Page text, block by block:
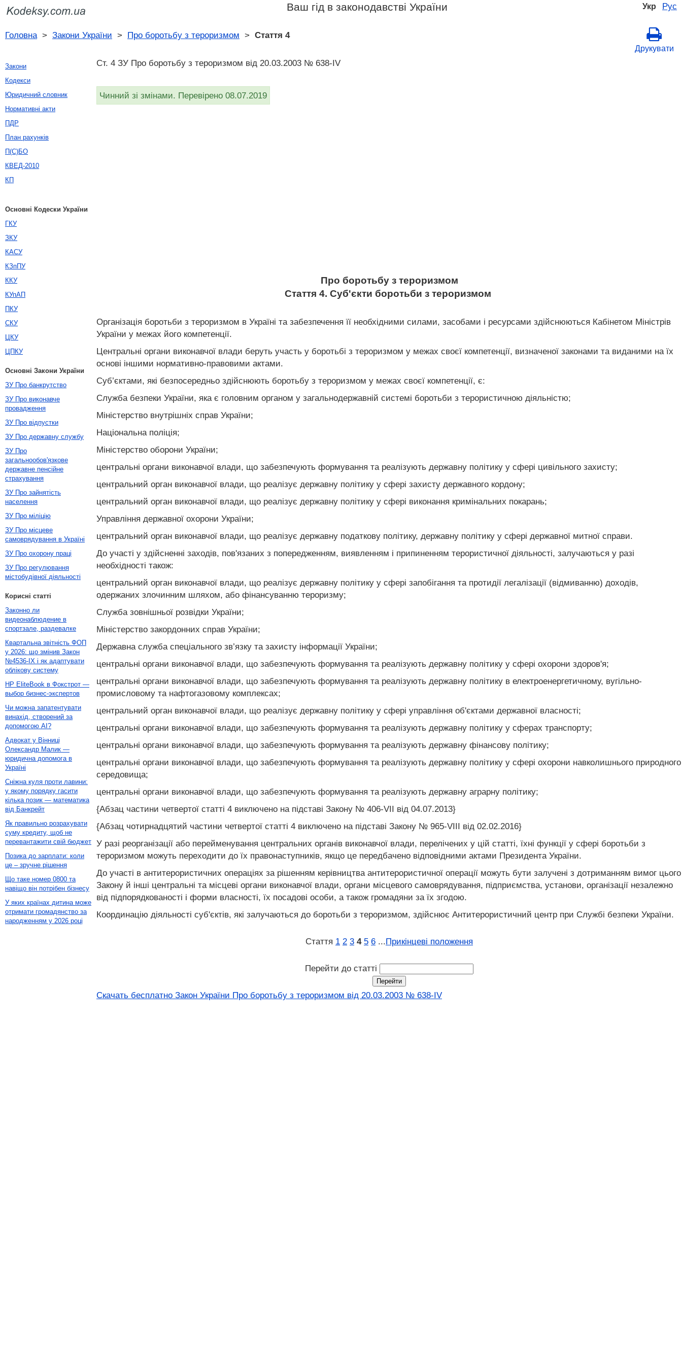
Укр Рус
Ваш гід в законодавстві України
Головна> Закони України > Про боротьбу з тероризмом > Стаття 4
Друкувати
Ст. 4 ЗУ Про боротьбу з тероризмом від 20.03.2003 № 638-IV
Чинний зі змінами. Перевірено 08.07.2019
Про боротьбу з тероризмом
Стаття 4. Суб'єкти боротьби з тероризмом
Організація боротьби з тероризмом в Україні та забезпечення її необхідними силами, засобами і ресурсами здійснюються Кабінетом Міністрів
України у межах його компетенції.
Центральні органи виконавчої влади беруть участь у боротьбі з тероризмом у межах своєї компетенції, визначеної законами та виданими на їх
основі іншими нормативно-правовими актами.
Суб’єктами, які безпосередньо здійснюють боротьбу з тероризмом у межах своєї компетенції, є:
Служба безпеки України, яка є головним органом у загальнодержавній системі боротьби з терористичною діяльністю;
Міністерство внутрішніх справ України;
Національна поліція;
Міністерство оборони України;
центральні органи виконавчої влади, що забезпечують формування та реалізують державну політику у сфері цивільного захисту;
центральний орган виконавчої влади, що реалізує державну політику у сфері захисту державного кордону;
центральний орган виконавчої влади, що реалізує державну політику у сфері виконання кримінальних покарань;
Управління державної охорони України;
центральний орган виконавчої влади, що реалізує державну податкову політику, державну політику у сфері державної митної справи.
До участі у здійсненні заходів, пов'язаних з попередженням, виявленням і припиненням терористичної діяльності, залучаються у разі
необхідності також:
центральний орган виконавчої влади, що реалізує державну політику у сфері запобігання та протидії легалізації (відмиванню) доходів,
одержаних злочинним шляхом, або фінансуванню тероризму;
Служба зовнішньої розвідки України;
Міністерство закордонних справ України;
Державна служба спеціального зв’язку та захисту інформації України;
центральні органи виконавчої влади, що забезпечують формування та реалізують державну політику у сфері охорони здоров'я;
центральні органи виконавчої влади, що забезпечують формування та реалізують державну політику в електроенергетичному, вугільно-
промисловому та нафтогазовому комплексах;
центральний орган виконавчої влади, що реалізує державну політику у сфері управління об'єктами державної власності;
центральні органи виконавчої влади, що забезпечують формування та реалізують державну політику у сферах транспорту;
центральні органи виконавчої влади, що забезпечують формування та реалізують державну фінансову політику;
центральні органи виконавчої влади, що забезпечують формування та реалізують державну політику у сфері охорони навколишнього природного
середовища;
центральні органи виконавчої влади, що забезпечують формування та реалізують державну аграрну політику;
{Абзац частини четвертої статті 4 виключено на підставі Закону № 406-VII від 04.07.2013}
{Абзац чотирнадцятий частини четвертої статті 4 виключено на підставі Закону № 965-VIII від 02.02.2016}
У разі реорганізації або перейменування центральних органів виконавчої влади, перелічених у цій статті, їхні функції у сфері боротьби з
тероризмом можуть переходити до їх правонаступників, якщо це передбачено відповідними актами Президента України.
До участі в антитерористичних операціях за рішенням керівництва антитерористичної операції можуть бути залучені з дотриманням вимог цього
Закону й інші центральні та місцеві органи виконавчої влади, органи місцевого самоврядування, підприємства, установи, організації незалежно
від підпорядкованості і форми власності, їх посадові особи, а також громадяни за їх згодою.
Координацію діяльності суб'єктів, які залучаються до боротьби з тероризмом, здійснює Антитерористичний центр при Службі безпеки України.
Стаття 1 2 3 4 5 6 ...Прикінцеві положення
Перейти до статті
Скачать бесплатно Закон України Про боротьбу з тероризмом від 20.03.2003 № 638-IV
Закони
Кодекси
Юридичний словник
Нормативні акти
ПДР
План рахунків
П(С)БО
КВЕД-2010
КП
Основні Кодески України
ГКУ
ЗКУ
КАСУ
КЗпПУ
ККУ
КУпАП
ПКУ
СКУ
ЦКУ
ЦПКУ
Основні Закони України
ЗУ Про банкрутство
ЗУ Про виконавче
провадження
ЗУ Про відпустки
ЗУ Про державну службу
ЗУ Про
загальнообов'язкове
державне пенсійне
страхування
ЗУ Про зайнятість
населення
ЗУ Про міліцію
ЗУ Про місцеве
самоврядування в Україні
ЗУ Про охорону праці
ЗУ Про регулювання
містобудівної діяльності
Корисні статті
Законно ли
видеонаблюдение в
спортзале, раздевалке
Квартальна звітність ФОП
у 2026: що змінив Закон
№4536-IX і як адаптувати
облікову систему
HP EliteBook в Фокстрот —
выбор бизнес-экспертов
Чи можна запатентувати
винахід, створений за
допомогою AI?
Адвокат у Вінниці
Олександр Малик —
юридична допомога в
Україні
Сніжна куля проти лавини:
у якому порядку гасити
кілька позик — математика
від Банкрейт
Як правильно розрахувати
суму кредиту, щоб не
перевантажити свій бюджет
Позика до зарплати: коли
це – зручне рішення
Що таке номер 0800 та
навіщо він потрібен бізнесу
У яких країнах дитина може
отримати громадянство за
народженням у 2026 році